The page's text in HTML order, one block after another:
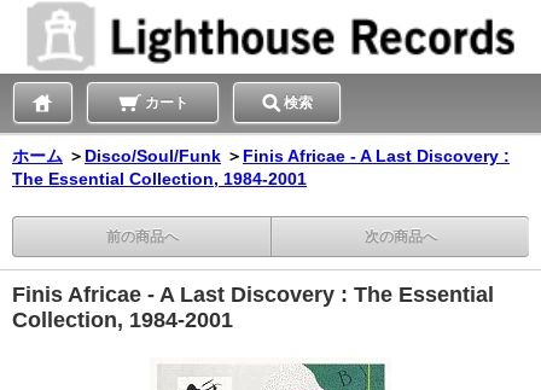
カート 検索
ホーム ＞ Disco/Soul/Funk ＞ Finis Africae - A Last Discovery :
The Essential Collection, 1984-2001
前の商品へ 次の商品へ
Finis Africae - A Last Discovery : The Essential
Collection, 1984-2001